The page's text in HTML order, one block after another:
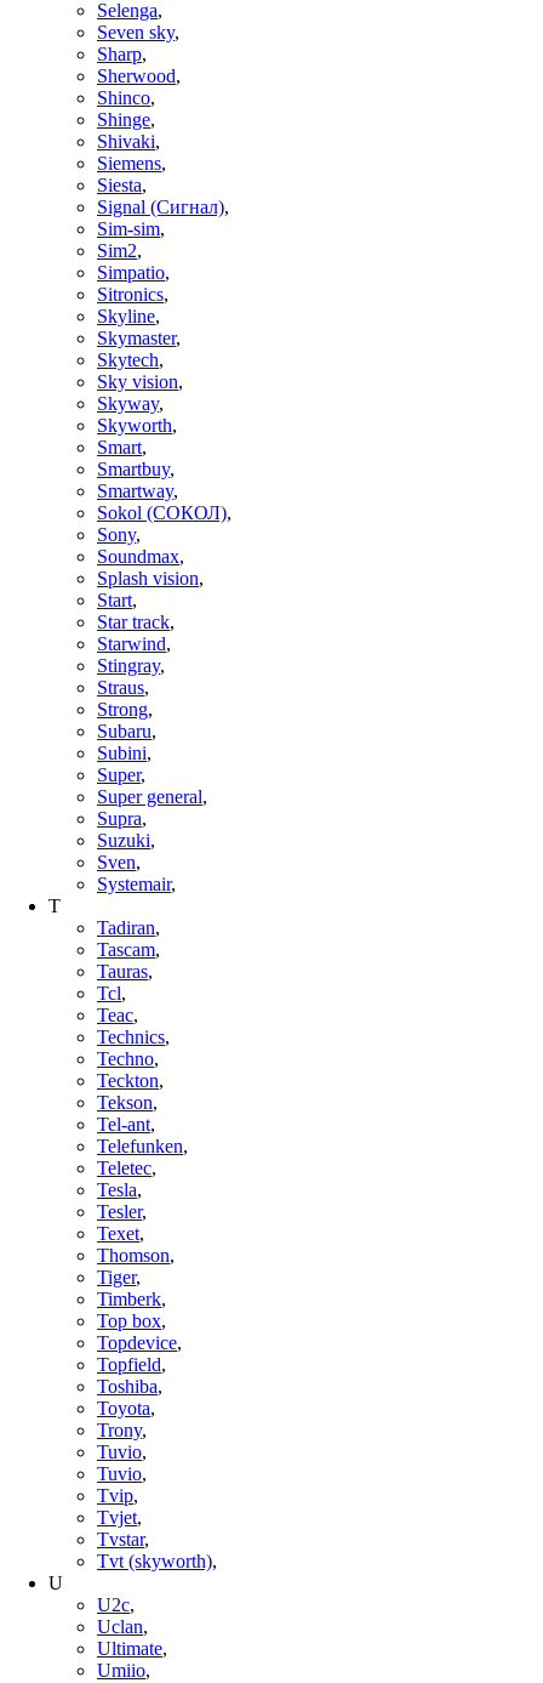
Selenga,
Seven sky,
Sharp,
Sherwood,
Shinco,
Shinge,
Shivaki,
Siemens,
Siesta,
Signal (Сигнал),
Sim-sim,
Sim2,
Simpatio,
Sitronics,
Skyline,
Skymaster,
Skytech,
Sky vision,
Skyway,
Skyworth,
Smart,
Smartbuy,
Smartway,
Sokol (СОКОЛ),
Sony,
Soundmax,
Splash vision,
Start,
Star track,
Starwind,
Stingray,
Straus,
Strong,
Subaru,
Subini,
Super,
Super general,
Supra,
Suzuki,
Sven,
Systemair,
T
Tadiran,
Tascam,
Tauras,
Tcl,
Teac,
Technics,
Techno,
Teckton,
Tekson,
Tel-ant,
Telefunken,
Teletec,
Tesla,
Tesler,
Texet,
Thomson,
Tiger,
Timberk,
Top box,
Topdevice,
Topfield,
Toshiba,
Toyota,
Trony,
Tuvio,
Tuvio,
Tvip,
Tvjet,
Tvstar,
Tvt (skyworth),
U
U2c,
Uclan,
Ultimate,
Umiio,